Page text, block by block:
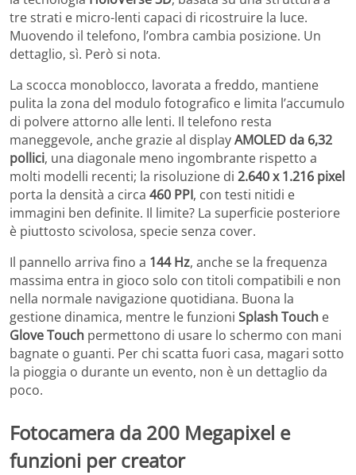
tre strati e micro-lenti capaci di ricostruire la luce.
Muovendo il telefono, l’ombra cambia posizione. Un
dettaglio, sì. Però si nota.
La scocca monoblocco, lavorata a freddo, mantiene
pulita la zona del modulo fotografico e limita l’accumulo
di polvere attorno alle lenti. Il telefono resta
maneggevole, anche grazie al displayAMOLED da 6,32
pollici, una diagonale meno ingombrante rispetto a
molti modelli recenti; la risoluzione di 2.640 x 1.216 pixel
porta la densità a circa 460 PPI, con testi nitidi e
immagini ben definite. Il limite? La superficie posteriore
è piuttosto scivolosa, specie senza cover.
Il pannello arriva fino a 144 Hz, anche se la frequenza
massima entra in gioco solo con titoli compatibili e non
nella normale navigazione quotidiana. Buona la
gestione dinamica, mentre le funzioni Splash Touch e
Glove Touch permettono di usare lo schermo con mani
bagnate o guanti. Per chi scatta fuori casa, magari sotto
la pioggia o durante un evento, non è un dettaglio da
poco.
Fotocamera da 200 Megapixel e
funzioni per creator